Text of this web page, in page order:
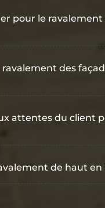
pour le ravalement
des
attentes du client
de haut en